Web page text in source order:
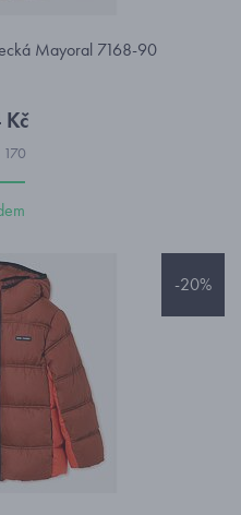
Mayoral 7168-90
170
-20%